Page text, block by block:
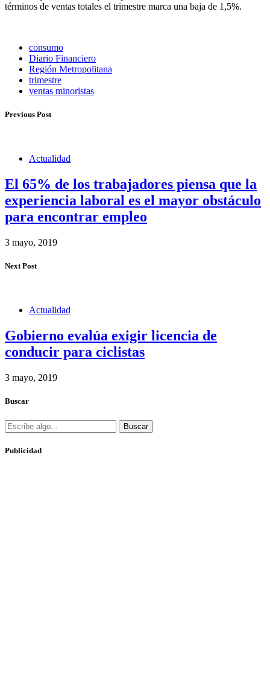
términos de ventas totales el trimestre marca una baja de 1,5%.
consumo
Diario Financiero
Región Metropolitana
trimestre
ventas minoristas
Previous Post
Actualidad
El 65% de los trabajadores piensa que la
experiencia laboral es el mayor obstáculo
para encontrar empleo
3 mayo, 2019
Next Post
Actualidad
Gobierno evalúa exigir licencia de
conducir para ciclistas
3 mayo, 2019
Buscar
Buscar
Publicidad